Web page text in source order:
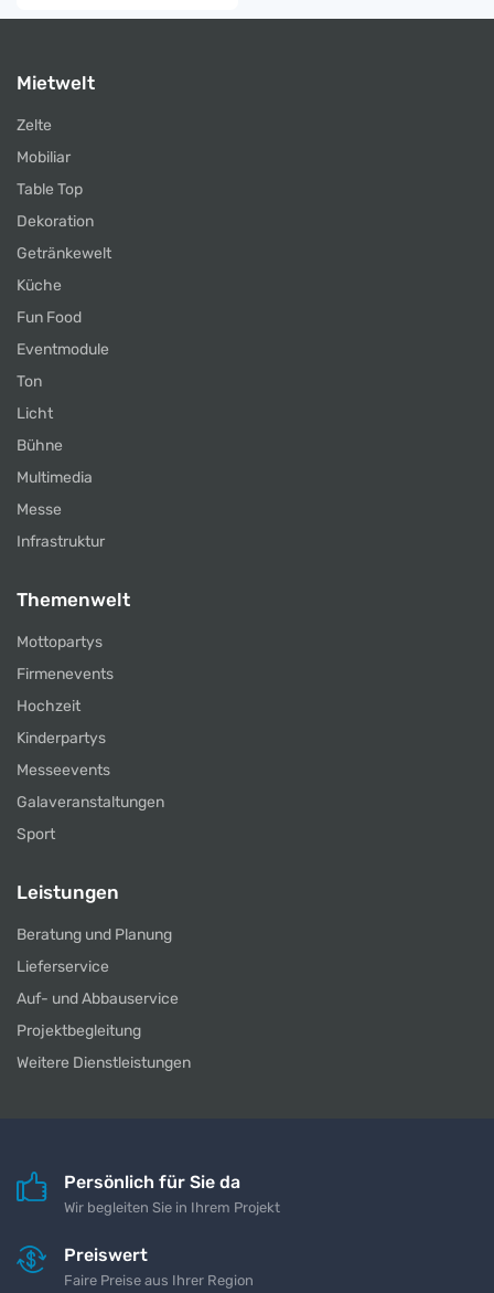
Mietwelt
Zelte
Mobiliar
Table Top
Dekoration
Getränkewelt
Küche
Fun Food
Eventmodule
Ton
Licht
Bühne
Multimedia
Messe
Infrastruktur
Themenwelt
Mottopartys
Firmenevents
Hochzeit
Kinderpartys
Messeevents
Galaveranstaltungen
Sport
Leistungen
Beratung und Planung
Lieferservice
Auf- und Abbauservice
Projektbegleitung
Weitere Dienstleistungen
Persönlich für Sie da
Wir begleiten Sie in Ihrem Projekt
Preiswert
Faire Preise aus Ihrer Region